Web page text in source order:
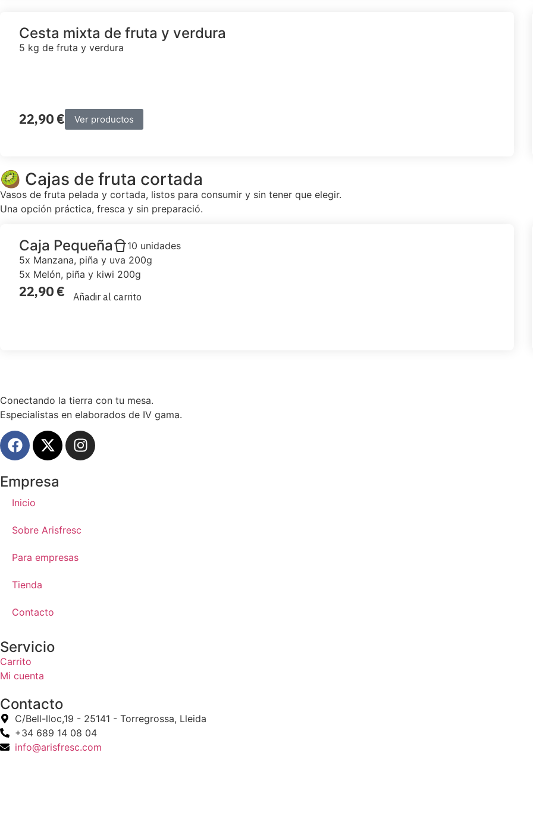
Cesta mixta de fruta y verdura
5 kg de fruta y verdura
22,90 € Ver productos
🥝 Cajas de fruta cortada
Vasos de fruta pelada y cortada, listos para consumir y sin tener que elegir.
Una opción práctica, fresca y sin preparació.
Caja Pequeña
10 unidades
5x Manzana, piña y uva 200g
5x Melón, piña y kiwi 200g
22,90 € Añadir al carrito
Conectando la tierra con tu mesa.
Especialistas en elaborados de IV gama.
Empresa
Inicio
Sobre Arisfresc
Para empresas
Tienda
Contacto
Servicio
Carrito
Mi cuenta
Contacto
C/Bell-lloc,19 - 25141 - Torregrossa, Lleida
+34 689 14 08 04
info@arisfresc.com